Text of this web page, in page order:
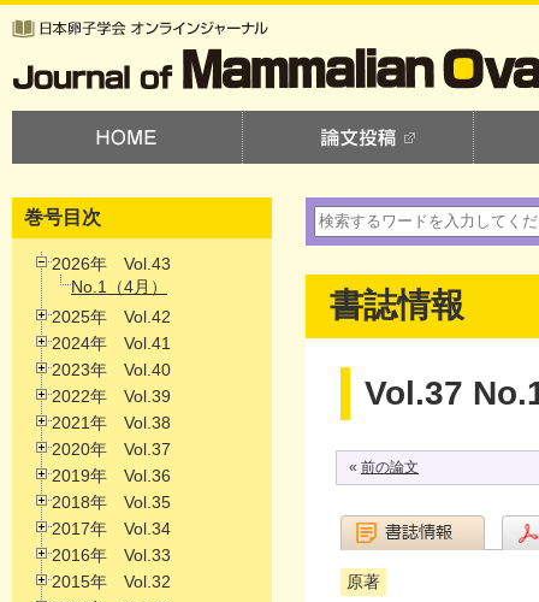
巻号目次
2026年 Vol.43
No.1（4月）
2025年 Vol.42
2024年 Vol.41
2023年 Vol.40
2022年 Vol.39
2021年 Vol.38
2020年 Vol.37
2019年 Vol.36
2018年 Vol.35
2017年 Vol.34
2016年 Vol.33
2015年 Vol.32
書誌情報
Vol.37
« 前の論文
原著